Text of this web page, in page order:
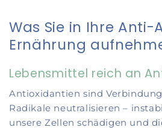
Was Sie in Ihre Anti-
Ernährung
Lebensmittel reich an
Antioxidantien sind
Radikale neutralisieren –
unsere Zellen schädigen und